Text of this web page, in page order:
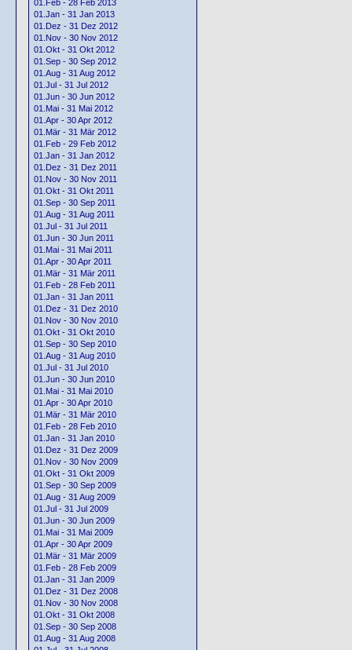
01.Feb - 28 Feb 2013
01.Jan - 31 Jan 2013
01.Dez - 31 Dez 2012
01.Nov - 30 Nov 2012
01.Okt - 31 Okt 2012
01.Sep - 30 Sep 2012
01.Aug - 31 Aug 2012
01.Jul - 31 Jul 2012
01.Jun - 30 Jun 2012
01.Mai - 31 Mai 2012
01.Apr - 30 Apr 2012
01.Mär - 31 Mär 2012
01.Feb - 29 Feb 2012
01.Jan - 31 Jan 2012
01.Dez - 31 Dez 2011
01.Nov - 30 Nov 2011
01.Okt - 31 Okt 2011
01.Sep - 30 Sep 2011
01.Aug - 31 Aug 2011
01.Jul - 31 Jul 2011
01.Jun - 30 Jun 2011
01.Mai - 31 Mai 2011
01.Apr - 30 Apr 2011
01.Mär - 31 Mär 2011
01.Feb - 28 Feb 2011
01.Jan - 31 Jan 2011
01.Dez - 31 Dez 2010
01.Nov - 30 Nov 2010
01.Okt - 31 Okt 2010
01.Sep - 30 Sep 2010
01.Aug - 31 Aug 2010
01.Jul - 31 Jul 2010
01.Jun - 30 Jun 2010
01.Mai - 31 Mai 2010
01.Apr - 30 Apr 2010
01.Mär - 31 Mär 2010
01.Feb - 28 Feb 2010
01.Jan - 31 Jan 2010
01.Dez - 31 Dez 2009
01.Nov - 30 Nov 2009
01.Okt - 31 Okt 2009
01.Sep - 30 Sep 2009
01.Aug - 31 Aug 2009
01.Jul - 31 Jul 2009
01.Jun - 30 Jun 2009
01.Mai - 31 Mai 2009
01.Apr - 30 Apr 2009
01.Mär - 31 Mär 2009
01.Feb - 28 Feb 2009
01.Jan - 31 Jan 2009
01.Dez - 31 Dez 2008
01.Nov - 30 Nov 2008
01.Okt - 31 Okt 2008
01.Sep - 30 Sep 2008
01.Aug - 31 Aug 2008